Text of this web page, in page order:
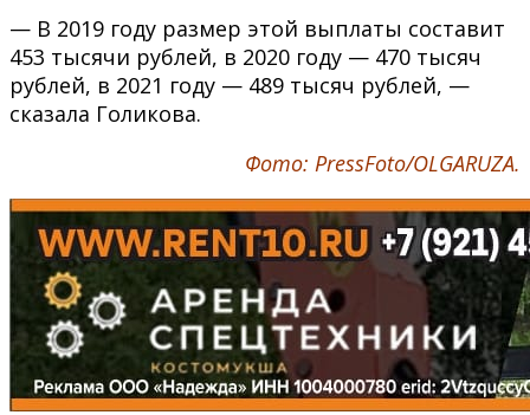
— В 2019 году размер этой выплаты составит
453 тысячи рублей, в 2020 году — 470 тысяч
рублей, в 2021 году — 489 тысяч рублей, —
сказала Голикова.
Фото: PressFoto/OLGARUZA.